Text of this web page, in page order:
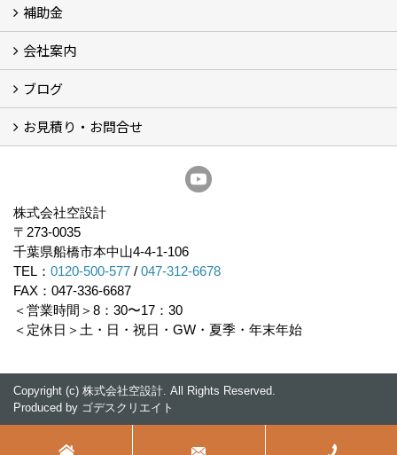
省エネ診断
省エネリフォーム
補助金
住宅性能表示制度
住宅断熱改修促進事業補助金2026
給湯省エネ2026
先進的窓リノベ2026
長期優良住宅化リフォーム推進事業
市川市耐震補助金
船橋市耐震補助金
浦安市耐震補助金
松戸市耐震補助金
四街道市耐震補助金
佐倉市耐震補助金
成田市耐震補助金
会社案内
経営理念／ご挨拶
会社概要
メディア掲載
リフォーム産業新聞掲載
表彰
スタッフ紹介
アクセス
不動産探し
プライバシーポリシー
ブログ
いちかわ新聞連載コラム
人生の歩き方
空設計通信
まもりとそなえ
豆知識
お見積り・お問合せ
耐震省エネ補助金無料相談会
株式会社空設計
〒273-0035
千葉県船橋市本中山4-4-1-106
TEL： 0120-500-577 / 047-312-6678
FAX：047-336-6687
＜営業時間＞8：30〜17：30
＜定休日＞土・日・祝日・GW・夏季・年末年始
Copyright (c) 株式会社空設計. All Rights Reserved.
Produced by ゴデスクリエイト